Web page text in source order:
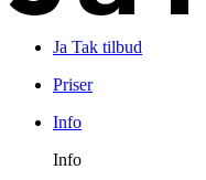
Ja Tak tilbud
Priser
Info
Info